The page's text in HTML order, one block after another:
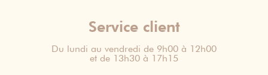
Service client
Du lundi au vendredi de 9h00 à 12h00
et de 13h30 à 17h15